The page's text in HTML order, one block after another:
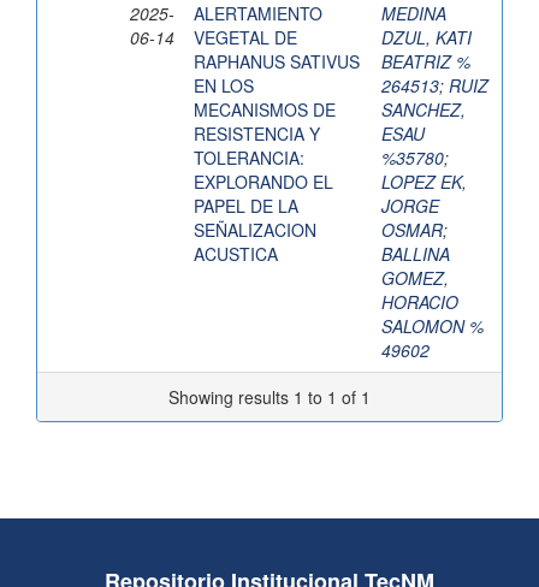
2025-
06-14
ALERTAMIENTO
VEGETAL DE
RAPHANUS SATIVUS
EN LOS
MECANISMOS DE
RESISTENCIA Y
TOLERANCIA:
EXPLORANDO EL
PAPEL DE LA
SEÑALIZACION
ACUSTICA
MEDINA
DZUL, KATI
BEATRIZ %
264513; RUIZ
SANCHEZ,
ESAU
%35780;
LOPEZ EK,
JORGE
OSMAR;
BALLINA
GOMEZ,
HORACIO
SALOMON %
49602
Showing results 1 to 1 of 1